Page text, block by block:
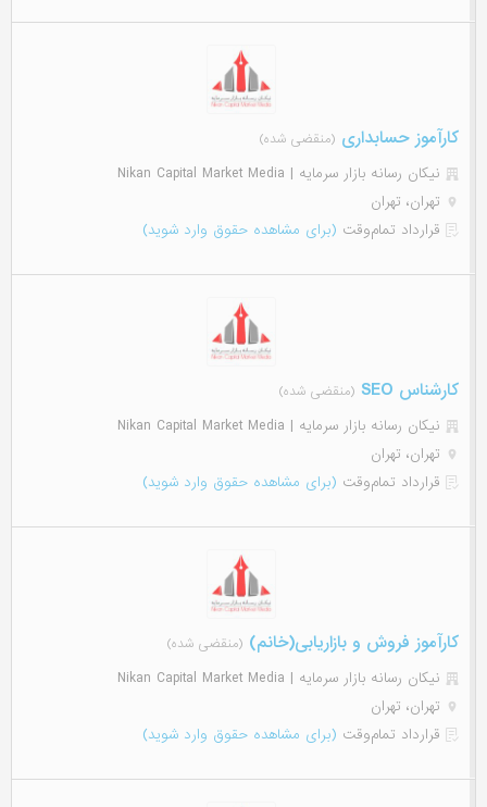
کارآموز حسابداری (منقضی شده)
نیکان رسانه بازار سرمایه | Nikan Capital Market Media
تهران، تهران
قرارداد تمام‌وقت (برای مشاهده حقوق وارد شوید)
کارشناس SEO (منقضی شده)
نیکان رسانه بازار سرمایه | Nikan Capital Market Media
تهران، تهران
قرارداد تمام‌وقت (برای مشاهده حقوق وارد شوید)
کارآموز فروش و بازاریابی(خانم) (منقضی شده)
نیکان رسانه بازار سرمایه | Nikan Capital Market Media
تهران، تهران
قرارداد تمام‌وقت (برای مشاهده حقوق وارد شوید)